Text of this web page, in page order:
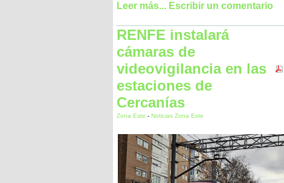
Leer más... Escribir un comentario
RENFE instalará
cámaras de
videovigilancia en las
estaciones de
Cercanías
Zona Este - Noticias Zona Este